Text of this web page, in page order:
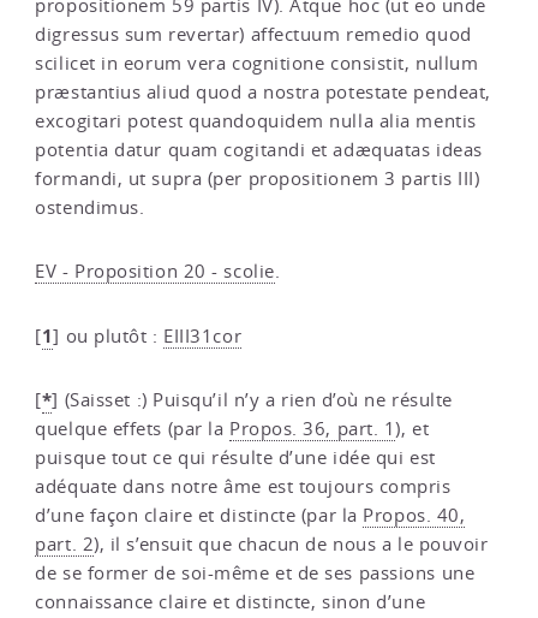
propositionem 59 partis IV). Atque hoc (ut eo unde
digressus sum revertar) affectuum remedio quod
scilicet in eorum vera cognitione consistit, nullum
præstantius aliud quod a nostra potestate pendeat,
excogitari potest quandoquidem nulla alia mentis
potentia datur quam cogitandi et adæquatas ideas
formandi, ut supra (per propositionem 3 partis III)
ostendimus.
EV - Proposition 20 - scolie.
[1] ou plutôt : EIII31cor
[*] (Saisset :) Puisqu’il n’y a rien d’où ne résulte
quelque effets (par la Propos. 36, part. 1), et
puisque tout ce qui résulte d’une idée qui est
adéquate dans notre âme est toujours compris
d’une façon claire et distincte (par la Propos. 40,
part. 2), il s’ensuit que chacun de nous a le pouvoir
de se former de soi-même et de ses passions une
connaissance claire et distincte, sinon d’une